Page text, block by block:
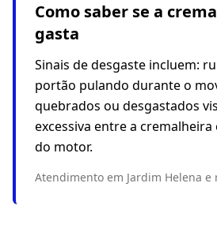
Como saber se a
gasta
Sinais de desgaste incluem:
portão pulando durante o
quebrados ou desgastados
excessiva entre a
do motor.
Atendimento em Jardim Helena e